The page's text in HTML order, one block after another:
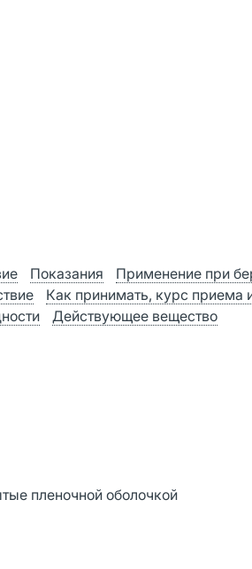
Показания
Применение при
Как принимать, курс приема
Действующее вещество
пленочной оболочкой